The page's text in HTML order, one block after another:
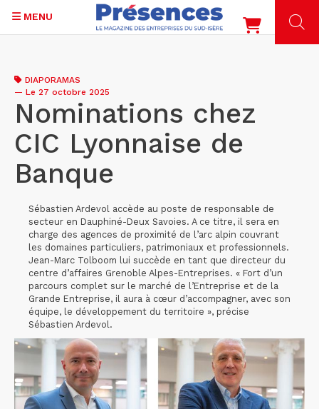
contenu
principal
MENU
DIAPORAMAS
— Le 27 octobre 2025
Nominations chez
CIC Lyonnaise de
Banque
Sébastien Ardevol accède au poste de responsable de
secteur en Dauphiné-Deux Savoies. A ce titre, il sera en
charge des agences de proximité de l’arc alpin couvrant
les domaines particuliers, patrimoniaux et professionnels.
Jean-Marc Tolboom lui succède en tant que directeur du
centre d’affaires Grenoble Alpes-Entreprises. « Fort d’un
parcours complet sur le marché de l’Entreprise et de la
Grande Entreprise, il aura à cœur d’accompagner, avec son
équipe, le développement du territoire », précise
Sébastien Ardevol.